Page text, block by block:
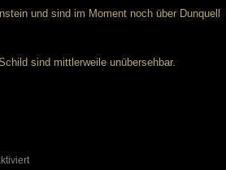
und sind im Moment noch über Dunquell
sind mittlerweile unübersehbar.
für